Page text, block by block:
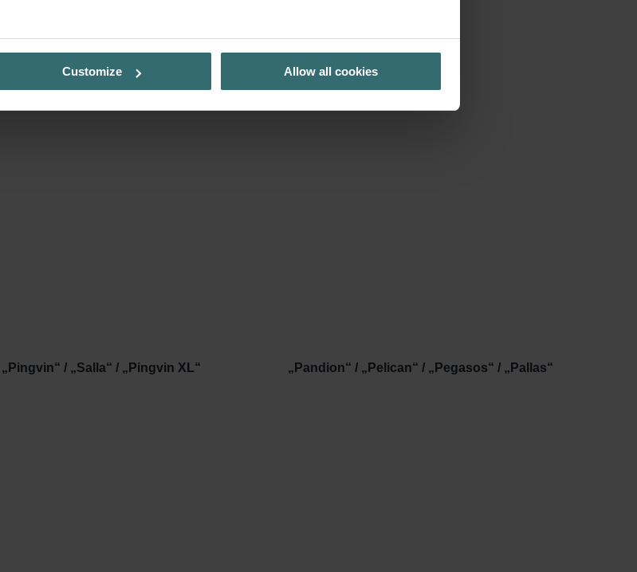
Customize Allow all cookies
„Pingvin“ / „Salla“ / „Pingvin XL“ „Pandion“ / „Pelican“ / „Pegasos“ / „Pallas“